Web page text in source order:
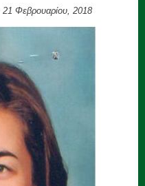
21 Φεβρουαρίου, 2018